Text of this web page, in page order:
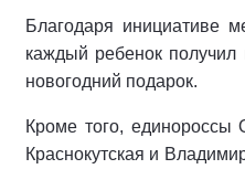
Благодаря инициативе
каждый ребенок получил
новогодний подарок.
Кроме того, единороссы
Краснокутская и